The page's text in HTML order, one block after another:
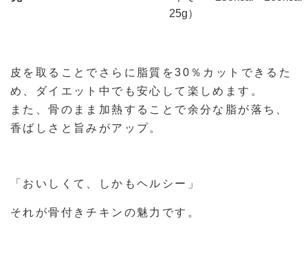
25g）
皮を取ることでさらに脂質を30％カットできるた
め、ダイエット中でも安心して楽しめます。
また、骨のまま加熱することで余分な脂が落ち、
香ばしさと旨みがアップ。
「おいしくて、しかもヘルシー」
それが骨付きチキンの魅力です。